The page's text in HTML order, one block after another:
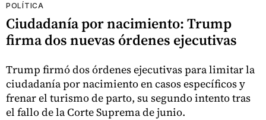
POLÍTICA
Ciudadanía por nacimiento: Trump
firma dos nuevas órdenes ejecutivas
Trump firmó dos órdenes ejecutivas para limitar la
ciudadanía por nacimiento en casos específicos y
frenar el turismo de parto, su segundo intento tras
el fallo de la Corte Suprema de junio.